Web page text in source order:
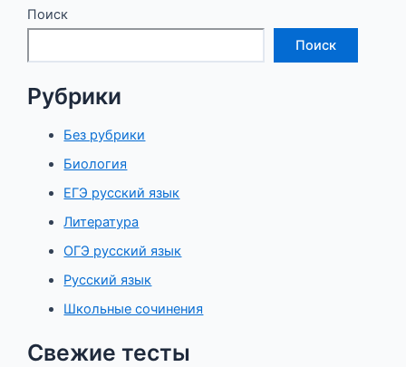
Поиск
Поиск
Рубрики
Без рубрики
Биология
ЕГЭ русский язык
Литература
ОГЭ русский язык
Русский язык
Школьные сочинения
Свежие тесты